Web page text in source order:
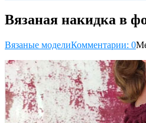
Вязаная накидка в
Вязаные моделиКомментарии: 0